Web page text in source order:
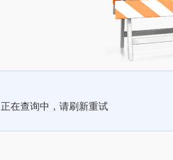
正在查询中，请刷新重试